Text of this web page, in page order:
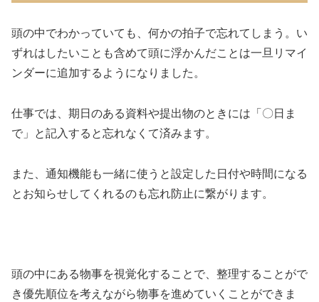
頭の中でわかっていても、何かの拍子で忘れてしまう。い
ずれはしたいことも含めて頭に浮かんだことは一旦リマイ
ンダーに追加するようになりました。
仕事では、期日のある資料や提出物のときには「〇日ま
で」と記入すると忘れなくて済みます。
また、通知機能も一緒に使うと設定した日付や時間になる
とお知らせしてくれるのも忘れ防止に繋がります。
頭の中にある物事を視覚化することで、整理することがで
き優先順位を考えながら物事を進めていくことができま